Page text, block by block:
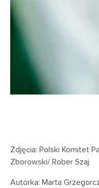
Zdjęcia: Polski Komitet
Zborowski/ Rober Szaj
Autorka: Marta